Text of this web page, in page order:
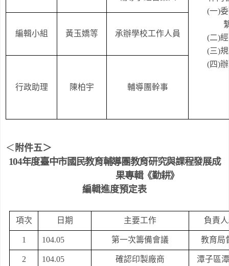
(一)
(二)
(三)
(四)
編輯小組 黃玉嬌等 承辦學校工作人員
行政助理 陳柏宇 輔導團幹事
＜ 附件五＞
104年度臺中市國民教育輔導團教育研究與課程發展成
果專輯《勤耕》
編輯進度預定表
項次 日期 主要工作 負責人
1 104.05 第一次籌備會議 教育局
2 104.05 確認印製廠商 潭子區